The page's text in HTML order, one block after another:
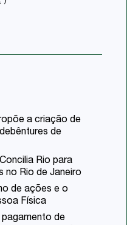
a criação de
de
Rio para
no Rio de Janeiro
de ações e o
Física
de